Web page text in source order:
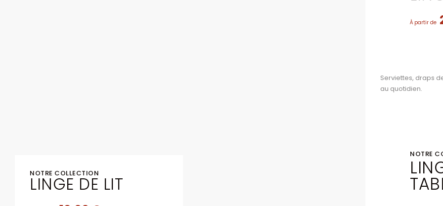
NOTRE COLLECTION
LINGE DE LIT
À partir de
Serviettes, draps
au quotidien.
NOTRE